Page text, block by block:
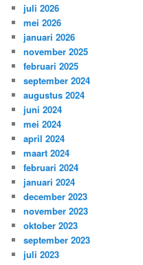
juli 2026
mei 2026
januari 2026
november 2025
februari 2025
september 2024
augustus 2024
juni 2024
mei 2024
april 2024
maart 2024
februari 2024
januari 2024
december 2023
november 2023
oktober 2023
september 2023
juli 2023